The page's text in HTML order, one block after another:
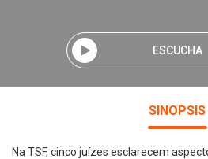
ESCUCHA
SINOPSIS
Na TSF, cinco juízes esclarecem